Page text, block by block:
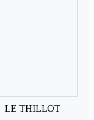
LE THILLOT